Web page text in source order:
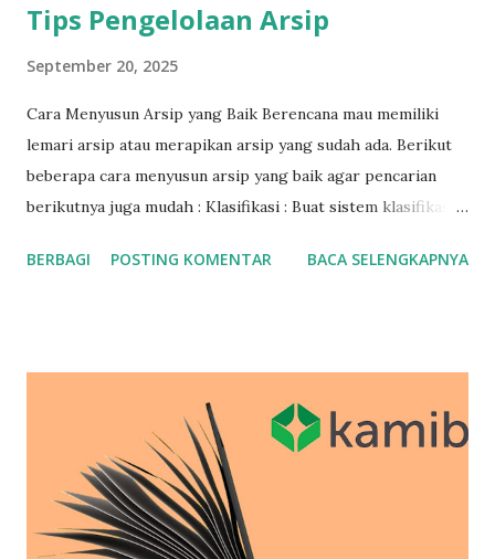
Tips Pengelolaan Arsip
September 20, 2025
Cara Menyusun Arsip yang Baik Berencana mau memiliki
lemari arsip atau merapikan arsip yang sudah ada. Berikut
beberapa cara menyusun arsip yang baik agar pencarian
berikutnya juga mudah : Klasifikasi : Buat sistem klasifikasi
berdasarkan kategori, tanggal, atau jenis dokumen.
pencarian. Penggunaan Folder : Gunakan folder atau map
untuk mengelompokkan arsip yang terkait, sehingga
memudahkan pencarian dan mengurangi kekacauan.
Penggunaan Label : Gunakan label yang jelas dan deskriptif
pada setiap folder atau map, sehingga memudahkan
BERBAGI POSTING KOMENTAR BACA SELENGKAPNYA